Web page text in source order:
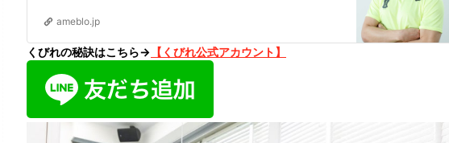
ameblo.jp
くびれの秘訣はこちら→ 【くびれ公式アカウント】